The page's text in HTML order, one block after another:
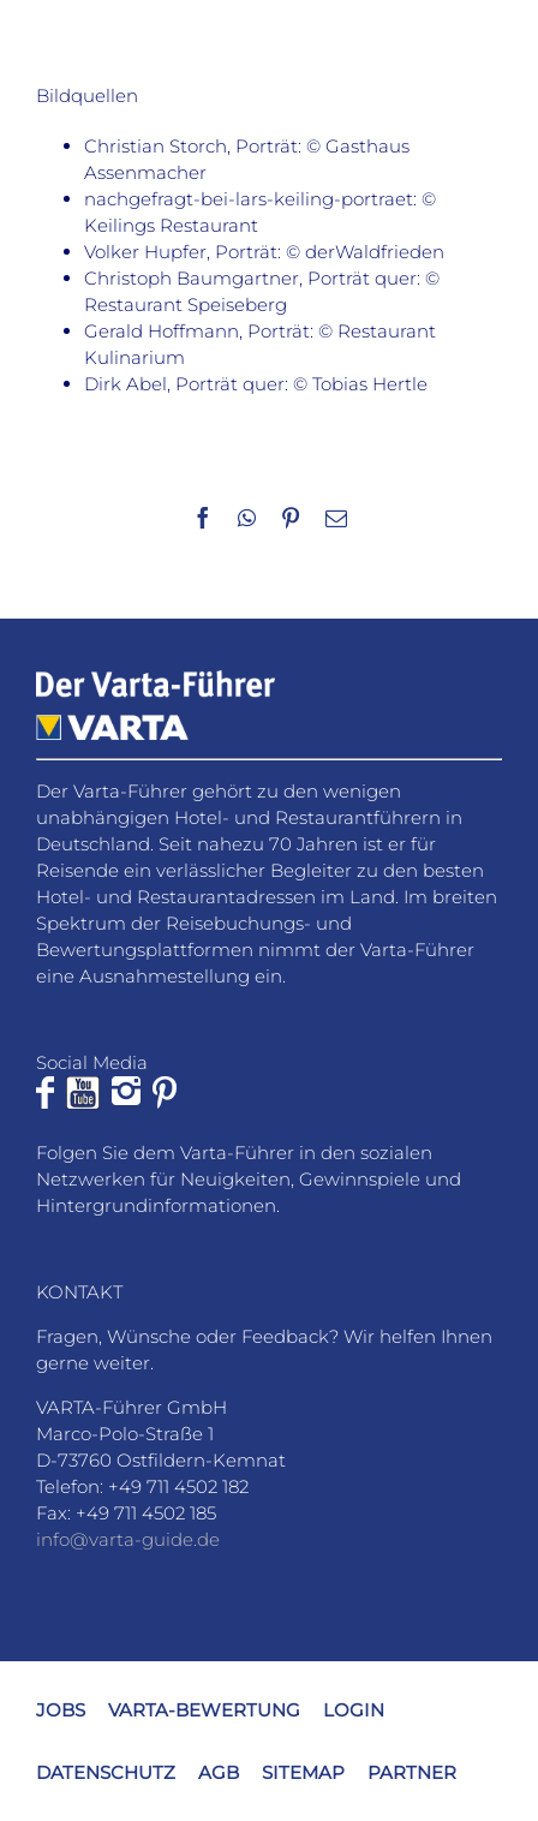
Bildquellen
Christian Storch, Porträt: © Gasthaus
Assenmacher
nachgefragt-bei-lars-keiling-portraet: ©
Keilings Restaurant
Volker Hupfer, Porträt: © derWaldfrieden
Christoph Baumgartner, Porträt quer: ©
Restaurant Speiseberg
Gerald Hoffmann, Porträt: © Restaurant
Kulinarium
Dirk Abel, Porträt quer: © Tobias Hertle
Facebook
WhatsApp
Pinterest
E-
Der Varta-Führer gehört zu den wenigen
unabhängigen Hotel- und Restaurantführern in
Deutschland. Seit nahezu 70 Jahren ist er für
Reisende ein verlässlicher Begleiter zu den besten
Hotel- und Restaurantadressen im Land. Im breiten
Spektrum der Reisebuchungs- und
Bewertungsplattformen nimmt der Varta-Führer
eine Ausnahmestellung ein.
Social Media
Folgen Sie dem Varta-Führer in den sozialen
Netzwerken für Neuigkeiten, Gewinnspiele und
Hintergrundinformationen.
KONTAKT
Fragen, Wünsche oder Feedback? Wir helfen Ihnen
gerne weiter.
VARTA-Führer GmbH
Marco-Polo-Straße 1
D-73760 Ostfildern-Kemnat
Telefon: +49 711 4502 182
Fax: +49 711 4502 185
info@varta-guide.de
JOBS VARTA-BEWERTUNG LOGIN
DATENSCHUTZ AGB SITEMAP PARTNER